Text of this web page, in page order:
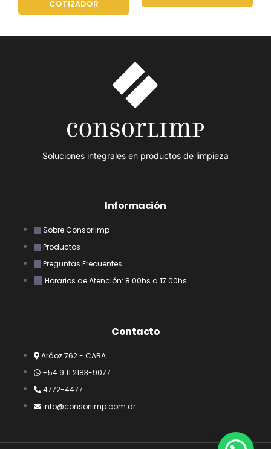
COTIZADOR
Soluciones integrales en productos de limpieza
Información
Sobre Consorlimp
Productos
Preguntas Frecuentes
Horarios de Atención: 8.00hs a 17.00hs
Contacto
Aráoz 762 - CABA
+54 9 11 2183-9077
4772-4477
info@consorlimp.com.ar